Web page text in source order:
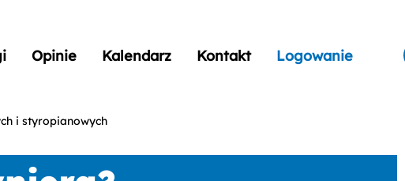
Opinie Kalendarz Kontakt Logowanie
i styropianowych